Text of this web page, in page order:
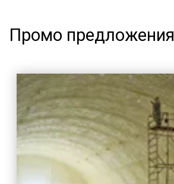
Промо предложения